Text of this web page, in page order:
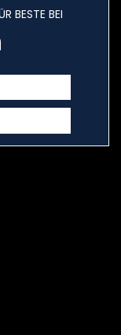
BESTE BEI